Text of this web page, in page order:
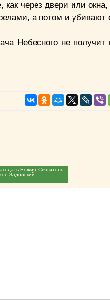
как через двери или
а потом и убивают
Небесного не получит
Божия. Святитель
Задонский...